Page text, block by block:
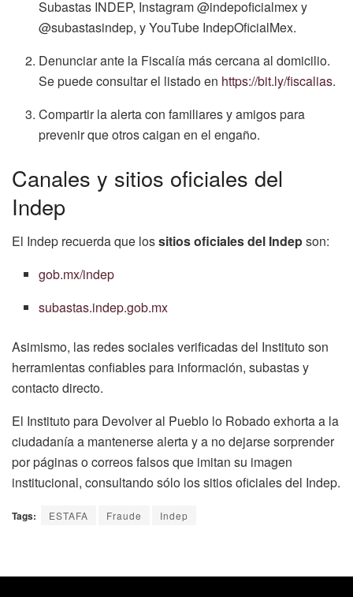
Subastas INDEP, Instagram @indepoficialmex y
@subastasindep, y YouTube IndepOficialMex.
Denunciar ante la Fiscalía más cercana al domicilio.
Se puede consultar el listado en https://bit.ly/fiscalias.
Compartir la alerta con familiares y amigos para
prevenir que otros caigan en el engaño.
Canales y sitios oficiales del
Indep
El Indep recuerda que lossitios oficiales del Indepson:
gob.mx/indep
subastas.indep.gob.mx
Asimismo, las redes sociales verificadas del Instituto son
herramientas confiables para información, subastas y
contacto directo.
El Instituto para Devolver al Pueblo lo Robado exhorta a la
ciudadanía a mantenerse alerta y a no dejarse sorprender
por páginas o correos falsos que imitan su imagen
institucional, consultando sólo los sitios oficiales del Indep.
Tags: ESTAFA Fraude Indep